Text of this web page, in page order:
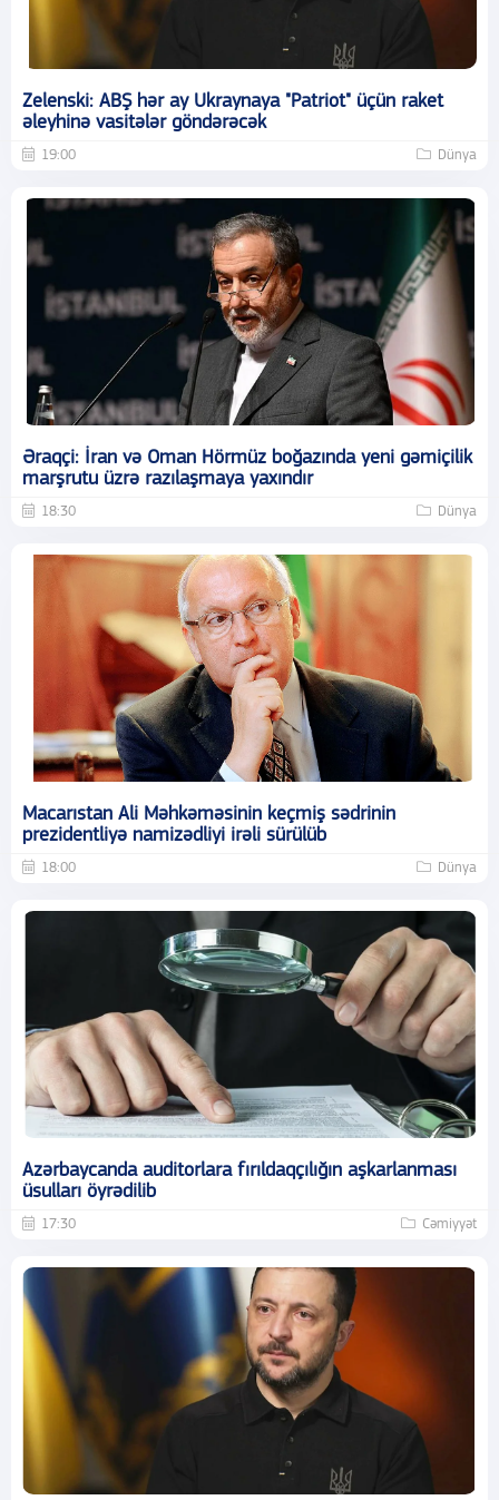
Zelenski: ABŞ hər ay Ukraynaya "Patriot" üçün raket
əleyhinə vasitələr göndərəcək
19:00 Dünya
Əraqçi: İran və Oman Hörmüz boğazında yeni gəmiçilik
marşrutu üzrə razılaşmaya yaxındır
18:30 Dünya
Macarıstan Ali Məhkəməsinin keçmiş sədrinin
prezidentliyə namizədliyi irəli sürülüb
18:00 Dünya
Azərbaycanda auditorlara fırıldaqçılığın aşkarlanması
üsulları öyrədilib
17:30 Cəmiyyət